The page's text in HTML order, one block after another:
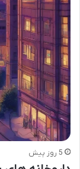
5 روز پیش